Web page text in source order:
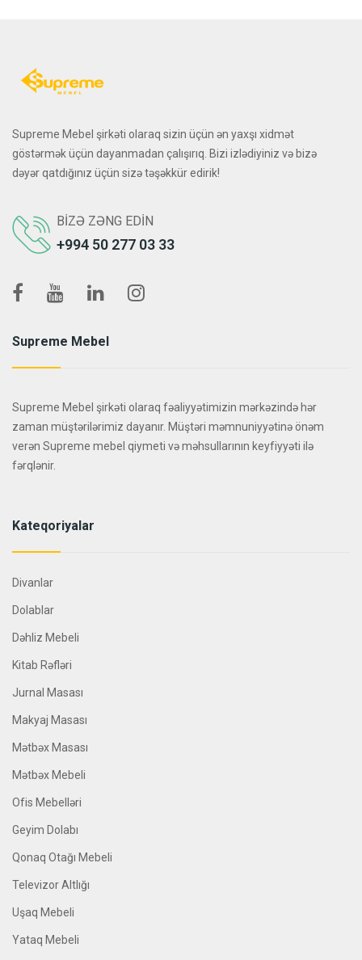
Supreme Mebel şirkəti olaraq sizin üçün ən yaxşı xidmət
göstərmək üçün dayanmadan çalışırıq. Bizi izlədiyiniz və bizə
dəyər qatdığınız üçün sizə təşəkkür edirik!
BIZƏ ZƏNG EDIN
+994 50 277 03 33
Supreme Mebel
Supreme Mebel şirkəti olaraq fəaliyyətimizin mərkəzində hər
zaman müştərilərimiz dayanır. Müştəri məmnuniyyətinə önəm
verən Supreme mebel qiymeti və məhsullarının keyfiyyəti ilə
fərqlənir.
Kateqoriyalar
Divanlar
Dolablar
Dəhliz Mebeli
Kitab Rəfləri
Jurnal Masası
Makyaj Masası
Mətbəx Masası
Mətbəx Mebeli
Ofis Mebelləri
Geyim Dolabı
Qonaq Otağı Mebeli
Televizor Altlığı
Uşaq Mebeli
Yataq Mebeli